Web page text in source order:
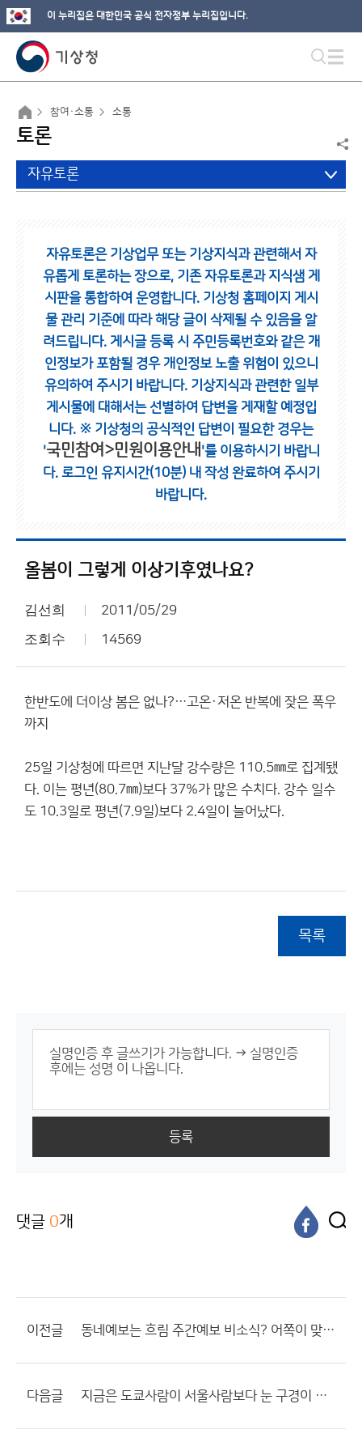
이 누리집은 대한민국 공식 전자정부 누리집입니다.
참여·소통 소통
토론
자유토론
자유토론은 기상업무 또는 기상지식과 관련해서 자
유롭게 토론하는 장으로, 기존 자유토론과 지식샘 게
시판을 통합하여 운영합니다. 기상청 홈페이지 게시
물 관리 기준에 따라 해당 글이 삭제될 수 있음을 알
려드립니다. 게시글 등록 시 주민등록번호와 같은 개
인정보가 포함될 경우 개인정보 노출 위험이 있으니
유의하여 주시기 바랍니다. 기상지식과 관련한 일부
게시물에 대해서는 선별하여 답변을 게재할 예정입
니다. ※ 기상청의 공식적인 답변이 필요한 경우는
'국민참여>민원이용안내 '를 이용하시기 바랍니
다. 로그인 유지시간(10분) 내 작성 완료하여 주시기
바랍니다.
올봄이 그렇게 이상기후였나요?
김선희 2011/05/29
조회수 14569
한반도에 더이상 봄은 없나?…고온·저온 반복에 잦은 폭우
까지
25일 기상청에 따르면 지난달 강수량은 110.5㎜로 집계됐
다. 이는 평년(80.7㎜)보다 37%가 많은 수치다. 강수 일수
도 10.3일로 평년(7.9일)보다 2.4일이 늘어났다.
목록
등록
댓글 0개
이전글 동네예보는 흐림 주간예보 비소식? 어쪽이 맞는거지요??
다음글 지금은 도쿄사람이 서울사람보다 눈 구경이 쉽지요.